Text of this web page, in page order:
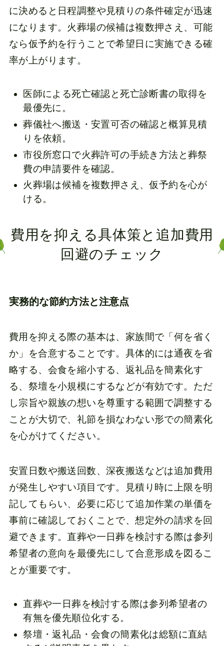
に決めると日程調整や見積りの条件確定が迅速
になります。火葬場の候補は複数押さえ、可能
なら仮予約を行うことで希望日に実施できる確
率が上がります。
医師による死亡確認と死亡診断書の取得を
最優先に。
葬儀社へ搬送・安置可否の確認と概算見積
りを依頼。
市役所窓口で火葬許可の手続き方法と葬祭
費の申請要件を確認。
火葬場は候補を複数押さえ、仮予約を心が
ける。
費用を抑える具体策と追加費用
回避のチェック
実務的な節約方法と注意点
費用を抑える際の基本は、家族間で「何を省く
か」を合意することです。具体的には通夜を省
略する、会食を縮小する、返礼品を簡素化す
る、祭壇を小規模にするなどが有効です。ただ
し宗旨や親族の想いを尊重する範囲で調整する
ことが大切で、礼節を損なわない形での簡素化
を心がけてください。
安置日数や搬送回数、深夜搬送などは追加費用
が発生しやすい項目です。見積り時に上限を明
記してもらい、必要に応じて追加作業の単価を
事前に確認しておくことで、想定外の請求を回
避できます。直葬や一日葬を検討する際は参列
希望者の意向を最優先にして合意形成を図るこ
とが重要です。
直葬や一日葬を検討する際は参列希望者の
有無を優先順位化する。
祭壇・返礼品・会食の簡素化は総額に直結